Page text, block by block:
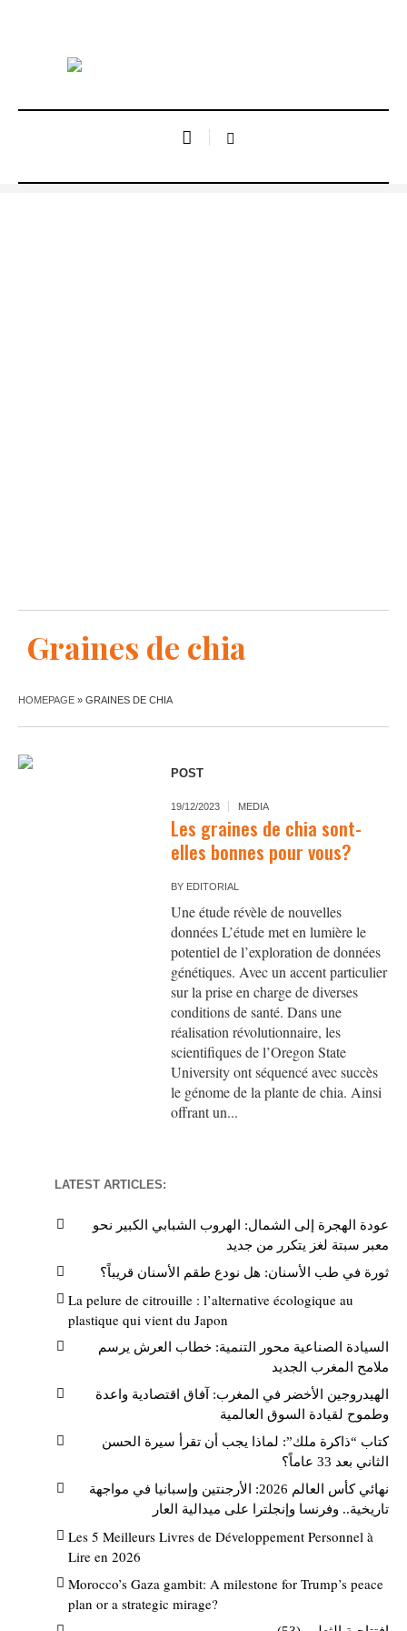
Graines de chia
HOMEPAGE » GRAINES DE CHIA
POST
19/12/2023 MEDIA
Les graines de chia sont-
elles bonnes pour vous?
BY EDITORIAL
Une étude révèle de nouvelles
données L’étude met en lumière le
potentiel de l’exploration de données
génétiques. Avec un accent particulier
sur la prise en charge de diverses
conditions de santé. Dans une
réalisation révolutionnaire, les
scientifiques de l’Oregon State
University ont séquencé avec succès
le génome de la plante de chia. Ainsi
offrant un...
LATEST ARTICLES:
عودة الهجرة إلى الشمال: الهروب الشبابي الكبير نحو
معبر سبتة لغز يتكرر من جديد
ثورة في طب الأسنان: هل نودع طقم الأسنان قريباً؟
La pelure de citrouille : l’alternative écologique au
plastique qui vient du Japon
السيادة الصناعية محور التنمية: خطاب العرش يرسم
ملامح المغرب الجديد
الهيدروجين الأخضر في المغرب: آفاق اقتصادية واعدة
وطموح لقيادة السوق العالمية
كتاب “ذاكرة ملك”: لماذا يجب أن تقرأ سيرة الحسن
الثاني بعد 33 عاماً؟
نهائي كأس العالم 2026: الأرجنتين وإسبانيا في مواجهة
تاريخية.. وفرنسا وإنجلترا على ميدالية العار
Les 5 Meilleurs Livres de Développement Personnel à
Lire en 2026
Morocco’s Gaza gambit: A milestone for Trump’s peace
plan or a strategic mirage?